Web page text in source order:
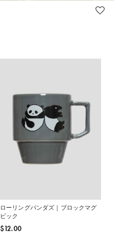
ローリングパンダズ｜ブロックマグ
ビック
$‌12.00